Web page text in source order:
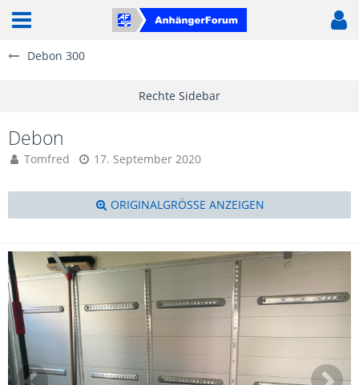
Debon 300
Debon
Tomfred 17. September 2020
ORIGINALGRÖSSE ANZEIGEN